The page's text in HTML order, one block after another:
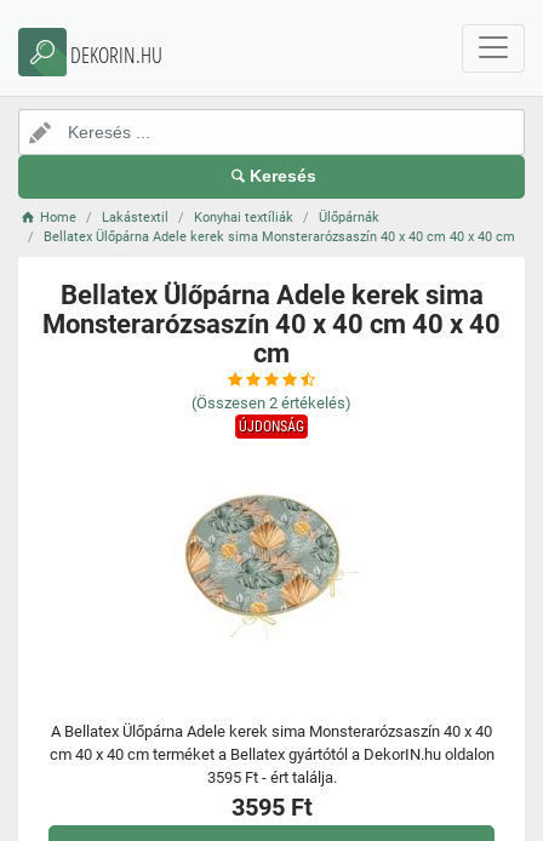
DEKORIN.HU
Keresés
Home Lakástextil Konyhai textíliák
Ülőpárnák
Bellatex Ülőpárna Adele kerek sima Monsterarózsaszín 40 x 40 cm 40 x 40 cm
Bellatex Ülőpárna Adele kerek sima
Monsterarózsaszín 40 x 40 cm 40 x 40
cm
(Összesen 2 értékelés)
ÚJDONSÁG
A Bellatex Ülőpárna Adele kerek sima Monsterarózsaszín 40 x 40
cm 40 x 40 cm terméket a Bellatex gyártótól a DekorIN.hu oldalon
3595 Ft - ért találja.
3595 Ft